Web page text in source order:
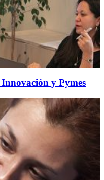
y Pymes